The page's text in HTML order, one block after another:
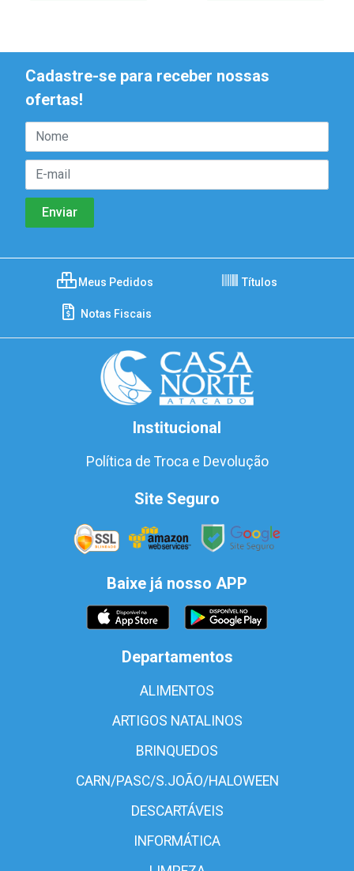
Cadastre-se para receber nossas
ofertas!
Meus Pedidos Títulos
Notas Fiscais
Institucional
Política de Troca e Devolução
Site Seguro
Baixe já nosso APP
Departamentos
ALIMENTOS
ARTIGOS NATALINOS
BRINQUEDOS
CARN/PASC/S.JOÃO/HALOWEEN
DESCARTÁVEIS
INFORMÁTICA